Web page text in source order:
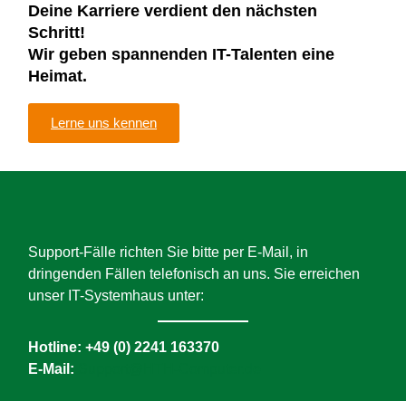
Deine Karriere verdient den nächsten
Schritt!
Wir geben spannenden IT-Talenten eine
Heimat.
Lerne uns kennen
Support-Fälle richten Sie bitte per E-Mail, in
dringenden Fällen telefonisch an uns. Sie erreichen
unser IT-Systemhaus unter:
Hotline: +49 (0) 2241 163370
E-Mail: